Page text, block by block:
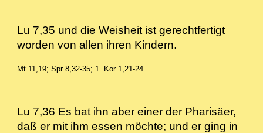
Lu 7,35 und die Weisheit ist gerechtfertigt
worden von allen ihren Kindern.
Mt 11,19; Spr 8,32-35; 1. Kor 1,21-24
Lu 7,36 Es bat ihn aber einer der Pharisäer,
daß er mit ihm essen möchte; und er ging in